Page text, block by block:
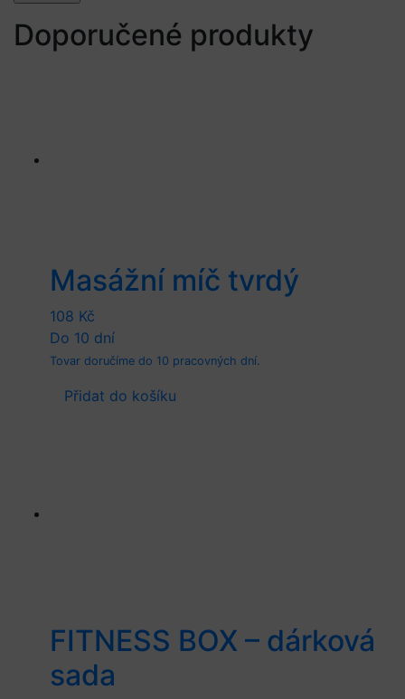
Doporučené produkty
Masážní míč tvrdý
108 Kč
Do 10 dní
Tovar doručíme do 10 pracovných dní.
Přidat do košíku
FITNESS BOX – dárková
sada